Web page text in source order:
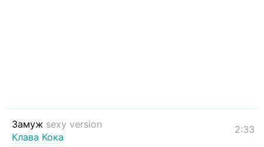
Замуж sexy version
Клава Кока
2:33